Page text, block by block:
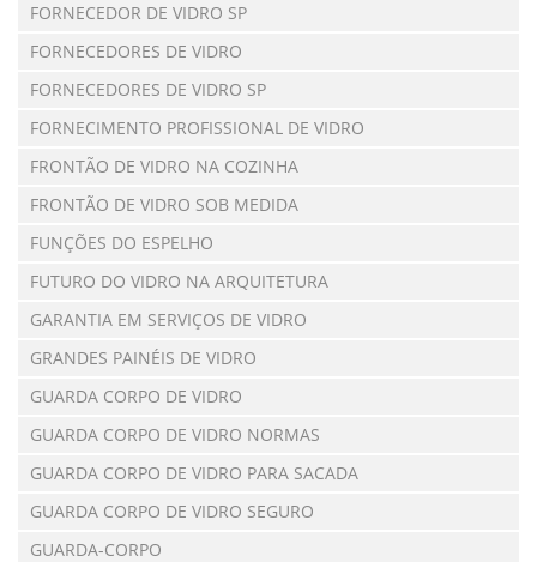
FORNECEDOR DE VIDRO SP
FORNECEDORES DE VIDRO
FORNECEDORES DE VIDRO SP
FORNECIMENTO PROFISSIONAL DE VIDRO
FRONTÃO DE VIDRO NA COZINHA
FRONTÃO DE VIDRO SOB MEDIDA
FUNÇÕES DO ESPELHO
FUTURO DO VIDRO NA ARQUITETURA
GARANTIA EM SERVIÇOS DE VIDRO
GRANDES PAINÉIS DE VIDRO
GUARDA CORPO DE VIDRO
GUARDA CORPO DE VIDRO NORMAS
GUARDA CORPO DE VIDRO PARA SACADA
GUARDA CORPO DE VIDRO SEGURO
GUARDA-CORPO